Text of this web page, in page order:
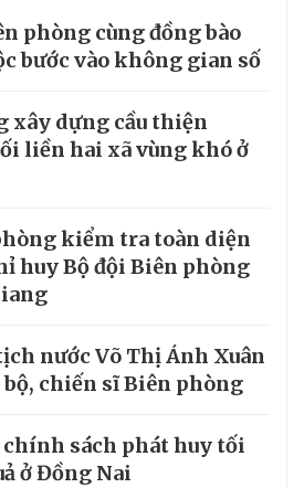
phòng cùng đồng bào
bước vào không gian số
xây dựng cầu thiện
liền hai xã vùng khó ở
kiểm tra toàn diện
huy Bộ đội Biên phòng
nước Võ Thị Ánh Xuân
chiến sĩ Biên phòng
sách phát huy tối
ở Đồng Nai